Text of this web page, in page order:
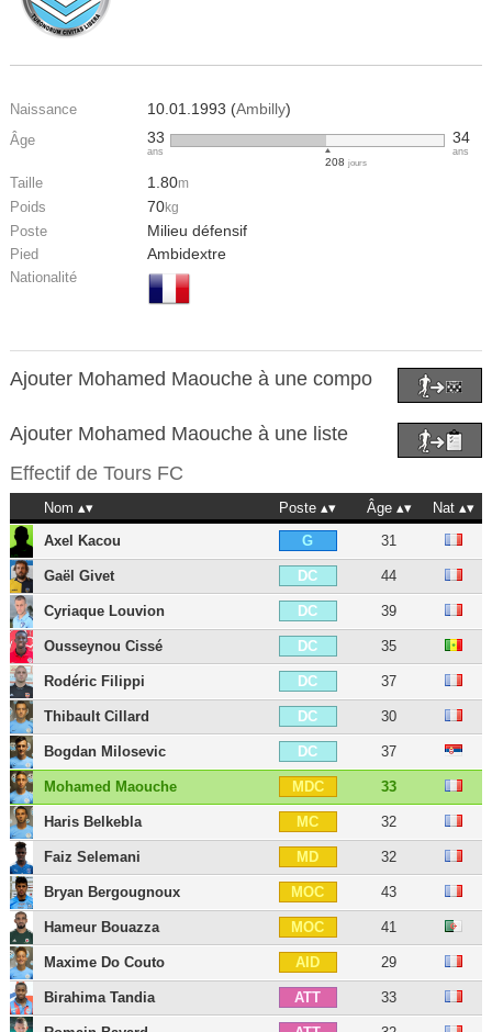
Naissance 10.01.1993 (Ambilly)
Âge 33
ans
208 jours
34
ans
Taille 1.80m
Poids 70kg
Poste Milieu défensif
Pied Ambidextre
Nationalité
Ajouter Mohamed Maouche à une compo
Ajouter Mohamed Maouche à une liste
Effectif de Tours FC
Nom Poste Âge
Nat
Axel Kacou
G 31
Gaël Givet DC 44
Cyriaque Louvion DC 39
Ousseynou Cissé DC 35
Rodéric Filippi DC 37
Thibault Cillard DC 30
Bogdan Milosevic DC 37
Mohamed Maouche MDC 33
Haris Belkebla MC 32
Faiz Selemani MD 32
Bryan Bergougnoux MOC 43
Hameur Bouazza MOC 41
Maxime Do Couto AID 29
Birahima Tandia ATT 33